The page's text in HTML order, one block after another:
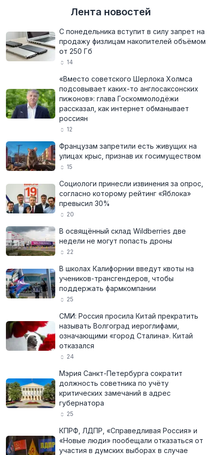
Лента новостей
С понедельника вступит в силу запрет на
продажу физлицам накопителей объёмом
от 250 Гб
14
«Вместо советского Шерлока Холмса
подсовывает каких-то англосаксонских
пижонов»: глава Госкоммолодёжи
рассказал, как интернет обманывает
россиян
12
Французам запретили есть живущих на
улицах крыс, признав их госимуществом
15
Социологи принесли извинения за опрос,
согласно которому рейтинг «Яблока»
превысил 30%
20
В освящённый склад Wildberries две
недели не могут попасть дроны
22
В школах Калифорнии введут квоты на
учеников-трансгендеров, чтобы
поддержать фармкомпании
25
СМИ: Россия просила Китай прекратить
называть Волгоград иероглифами,
означающими «город Сталина». Китай
отказался
24
Мэрия Санкт-Петербурга сократит
должность советника по учёту
критических замечаний в адрес
губернатора
25
КПРФ, ЛДПР, «Справедливая Россия» и
«Новые люди» пообещали отказаться от
участия в думских выборах в случае